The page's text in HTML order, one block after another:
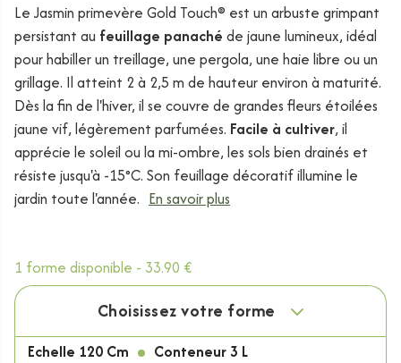
Le Jasmin primevère Gold Touch® est un arbuste grimpant
persistant au feuillage panaché de jaune lumineux, idéal
pour habiller un treillage, une pergola, une haie libre ou un
grillage. Il atteint 2 à 2,5 m de hauteur environ à maturité.
Dès la fin de l'hiver, il se couvre de grandes fleurs étoilées
jaune vif, légèrement parfumées. Facile à cultiver, il
apprécie le soleil ou la mi-ombre, les sols bien drainés et
résiste jusqu'à -15°C. Son feuillage décoratif illumine le
jardin toute l'année. En savoir plus
1 forme disponible - 33.90 €
Choisissez votre forme
Echelle 120 Cm Conteneur 3 L